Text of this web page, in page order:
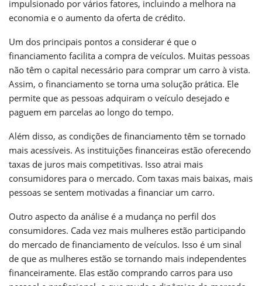
impulsionado por vários fatores, incluindo a melhora na
economia e o aumento da oferta de crédito.
Um dos principais pontos a considerar é que o
financiamento facilita a compra de veículos. Muitas pessoas
não têm o capital necessário para comprar um carro à vista.
Assim, o financiamento se torna uma solução prática. Ele
permite que as pessoas adquiram o veículo desejado e
paguem em parcelas ao longo do tempo.
Além disso, as condições de financiamento têm se tornado
mais acessíveis. As instituições financeiras estão oferecendo
taxas de juros mais competitivas. Isso atrai mais
consumidores para o mercado. Com taxas mais baixas, mais
pessoas se sentem motivadas a financiar um carro.
Outro aspecto da análise é a mudança no perfil dos
consumidores. Cada vez mais mulheres estão participando
do mercado de financiamento de veículos. Isso é um sinal
de que as mulheres estão se tornando mais independentes
financeiramente. Elas estão comprando carros para uso